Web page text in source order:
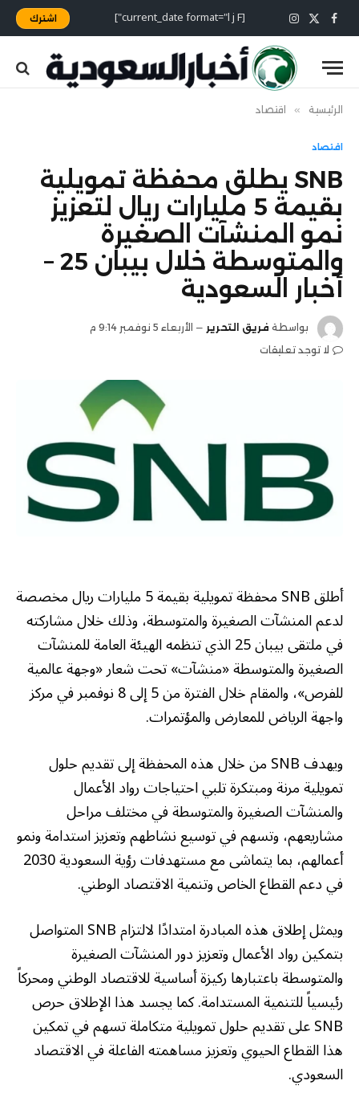
فيسبوك
X
(Twitter)
الانستغرام [current_date format="l j F"] اشترك
الرئيسية » اقتصاد
اقتصاد
SNB يطلق محفظة تمويلية
بقيمة 5 مليارات ريال لتعزيز
نمو المنشآت الصغيرة
والمتوسطة خلال بيبان 25 –
أخبار السعودية
بواسطة فريق التحرير
الأربعاء 5 نوفمبر 9:14 م
لا توجد تعليقات
أطلق SNB محفظة تمويلية بقيمة 5 مليارات ريال مخصصة
لدعم المنشآت الصغيرة والمتوسطة، وذلك خلال مشاركته
في ملتقى بيبان 25 الذي تنظمه الهيئة العامة للمنشآت
الصغيرة والمتوسطة «منشآت» تحت شعار «وجهة عالمية
للفرص»، والمقام خلال الفترة من 5 إلى 8 نوفمبر في مركز
واجهة الرياض للمعارض والمؤتمرات.
ويهدف SNB من خلال هذه المحفظة إلى تقديم حلول
تمويلية مرنة ومبتكرة تلبي احتياجات رواد الأعمال
والمنشآت الصغيرة والمتوسطة في مختلف مراحل
مشاريعهم، وتسهم في توسيع نشاطهم وتعزيز استدامة ونمو
أعمالهم، بما يتماشى مع مستهدفات رؤية السعودية 2030
في دعم القطاع الخاص وتنمية الاقتصاد الوطني.
ويمثل إطلاق هذه المبادرة امتدادًا لالتزام SNB المتواصل
بتمكين رواد الأعمال وتعزيز دور المنشآت الصغيرة
والمتوسطة باعتبارها ركيزة أساسية للاقتصاد الوطني ومحركاً
رئيسياً للتنمية المستدامة. كما يجسد هذا الإطلاق حرص
SNB على تقديم حلول تمويلية متكاملة تسهم في تمكين
هذا القطاع الحيوي وتعزيز مساهمته الفاعلة في الاقتصاد
السعودي.